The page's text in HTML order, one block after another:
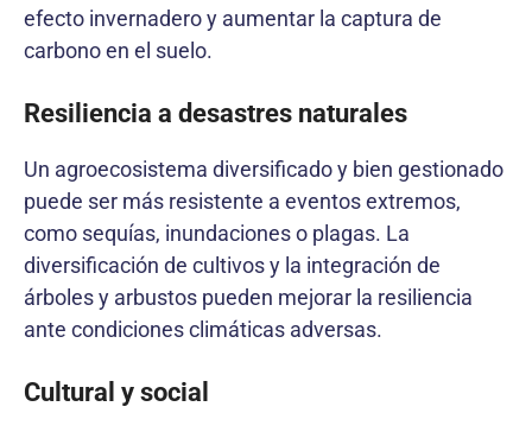
efecto invernadero y aumentar la captura de
carbono en el suelo.
Resiliencia a desastres naturales
Un agroecosistema diversificado y bien gestionado
puede ser más resistente a eventos extremos,
como sequías, inundaciones o plagas. La
diversificación de cultivos y la integración de
árboles y arbustos pueden mejorar la resiliencia
ante condiciones climáticas adversas.
Cultural y social